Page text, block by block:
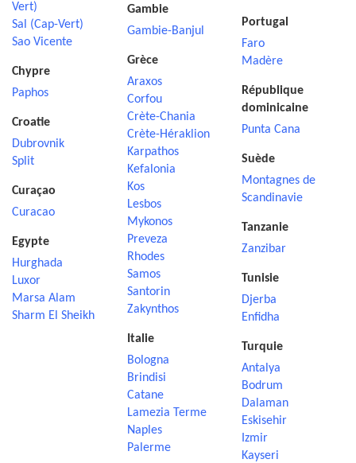
Vert)
Sal (Cap-Vert)
Sao Vicente
Chypre
Paphos
Croatie
Dubrovnik
Split
Curaçao
Curacao
Egypte
Hurghada
Luxor
Marsa Alam
Sharm El Sheikh
Gambie
Gambie-Banjul
Grèce
Araxos
Corfou
Crète-Chania
Crète-Héraklion
Karpathos
Kefalonia
Kos
Lesbos
Mykonos
Preveza
Rhodes
Samos
Santorin
Zakynthos
Italie
Bologna
Brindisi
Catane
Lamezia Terme
Naples
Palerme
Portugal
Faro
Madère
République
dominicaine
Punta Cana
Suède
Montagnes de
Scandinavie
Tanzanie
Zanzibar
Tunisie
Djerba
Enfidha
Turquie
Antalya
Bodrum
Dalaman
Eskisehir
Izmir
Kayseri